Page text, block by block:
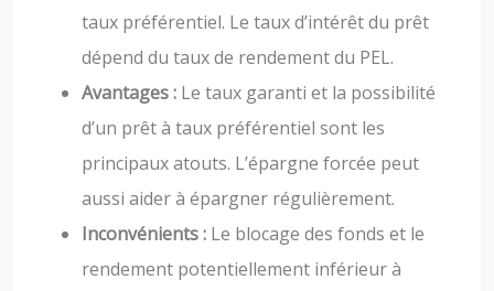
taux préférentiel. Le taux d’intérêt du prêt
dépend du taux de rendement du PEL.
Avantages : Le taux garanti et la possibilité
d’un prêt à taux préférentiel sont les
principaux atouts. L’épargne forcée peut
aussi aider à épargner régulièrement.
Inconvénients : Le blocage des fonds et le
rendement potentiellement inférieur à